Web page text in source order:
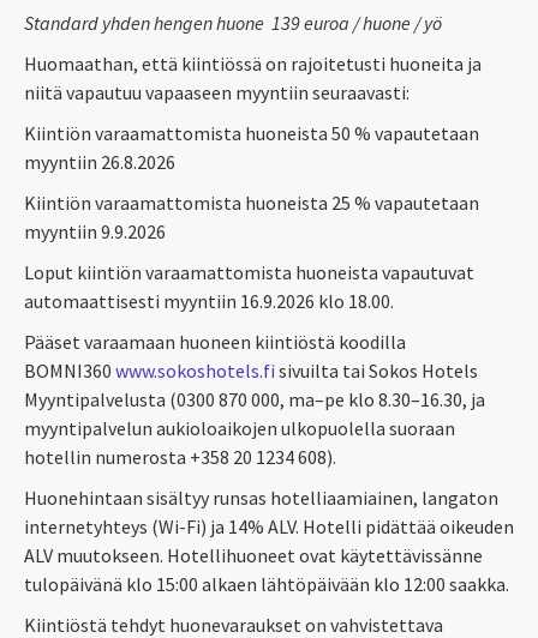
Standard yhden hengen huone 139 euroa / huone / yö
Huomaathan, että kiintiössä on rajoitetusti huoneita ja
niitä vapautuu vapaaseen myyntiin seuraavasti:
Kiintiön varaamattomista huoneista 50 % vapautetaan
myyntiin 26.8.2026
Kiintiön varaamattomista huoneista 25 % vapautetaan
myyntiin 9.9.2026
Loput kiintiön varaamattomista huoneista vapautuvat
automaattisesti myyntiin 16.9.2026 klo 18.00.
Pääset varaamaan huoneen kiintiöstä koodilla
BOMNI360 www.sokoshotels.fi sivuilta tai Sokos Hotels
Myyntipalvelusta (0300 870 000, ma–pe klo 8.30–16.30, ja
myyntipalvelun aukioloaikojen ulkopuolella suoraan
hotellin numerosta +358 20 1234 608).
Huonehintaan sisältyy runsas hotelliaamiainen, langaton
internetyhteys (Wi-Fi) ja 14% ALV. Hotelli pidättää oikeuden
ALV muutokseen. Hotellihuoneet ovat käytettävissänne
tulopäivänä klo 15:00 alkaen lähtöpäivään klo 12:00 saakka.
Kiintiöstä tehdyt huonevaraukset on vahvistettava